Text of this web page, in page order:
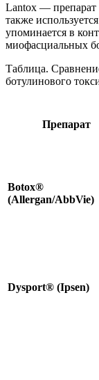
Lantox — препарат
также
упоминается в
миофасциальных
Таблица.
ботулинового
Препарат
Botox®
(Allergan/AbbVie)
Dysport® (Ipsen)